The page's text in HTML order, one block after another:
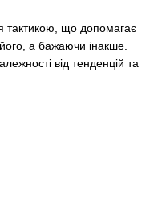
тактикою, що допомагає
а бажаючи інакше.
від тенденцій та